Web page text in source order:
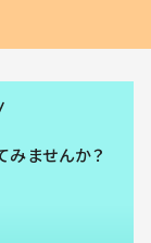
みませんか？